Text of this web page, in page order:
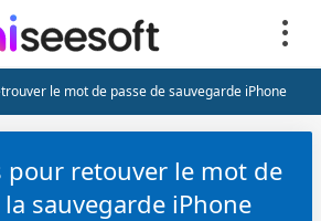
le mot de passe de sauvegarde iPhone
pour retouver le mot de
sauvegarde iPhone